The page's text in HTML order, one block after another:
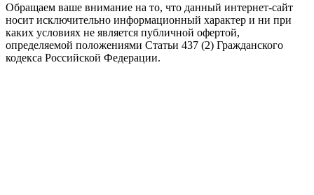
Обращаем ваше внимание на то, что данный интернет-сайт
носит исключительно информационный характер и ни при
каких условиях не является публичной офертой,
определяемой положениями Статьи 437 (2) Гражданского
кодекса Российской Федерации.